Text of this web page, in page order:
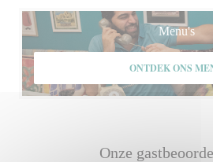
Onze
Menu's
ONTDEK ONS